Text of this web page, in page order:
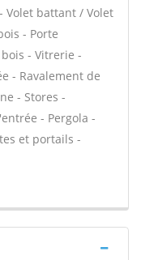
Volet battant / Volet
- Porte
- Vitrerie -
- Ravalement de
- Stores -
- Pergola -
et portails -